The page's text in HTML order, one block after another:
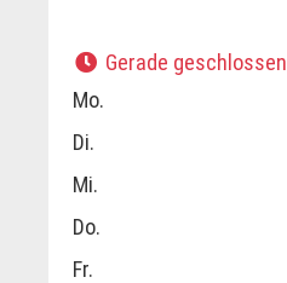
Gerade geschlossen
Mo.
Di.
Mi.
Do.
Fr.